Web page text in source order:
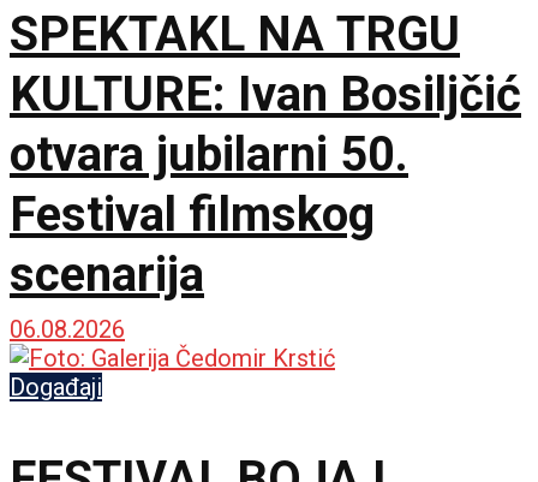
SPEKTAKL NA TRGU
KULTURE: Ivan Bosiljčić
otvara jubilarni 50.
Festival filmskog
scenarija
06.08.2026
Događaji